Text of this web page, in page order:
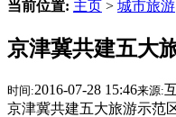
当前位置: 主页 > 城市旅游
京津冀共建五大
时间:2016-07-28 15:46来源:
京津冀共建五大旅游示范